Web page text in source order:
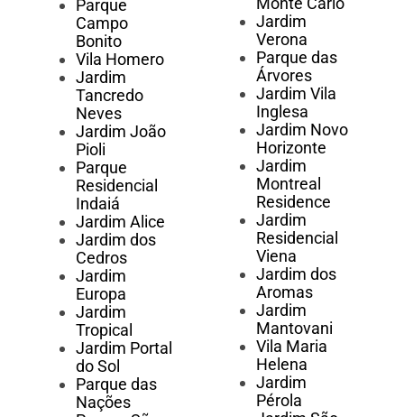
Parque
Campo
Bonito
Vila Homero
Jardim
Tancredo
Neves
Jardim João
Pioli
Parque
Residencial
Indaiá
Jardim Alice
Jardim dos
Cedros
Jardim
Europa
Jardim
Tropical
Jardim Portal
do Sol
Parque das
Nações
Jardim
Verona
Parque das
Árvores
Jardim Vila
Inglesa
Jardim Novo
Horizonte
Jardim
Montreal
Residence
Jardim
Residencial
Viena
Jardim dos
Aromas
Jardim
Mantovani
Vila Maria
Helena
Jardim
Pérola